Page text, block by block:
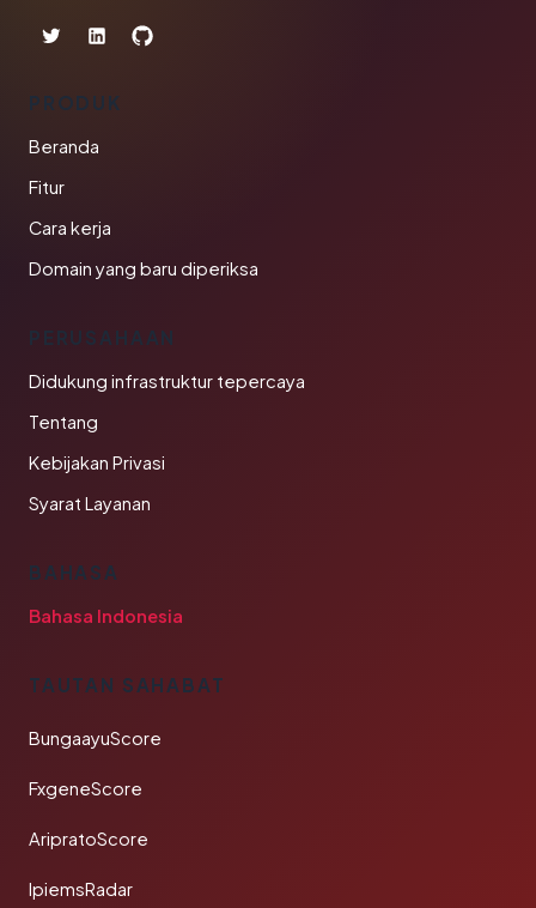
PRODUK
Beranda
Fitur
Cara kerja
Domain yang baru diperiksa
PERUSAHAAN
Didukung infrastruktur tepercaya
Tentang
Kebijakan Privasi
Syarat Layanan
BAHASA
Bahasa Indonesia
TAUTAN SAHABAT
BungaayuScore
FxgeneScore
AripratoScore
IpiemsRadar